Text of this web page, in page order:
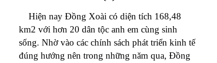
Hiện nay Đồng Xoài có diện tích 168,48
km2 với hơn 20 dân tộc anh em cùng sinh
sống. Nhờ vào các chính sách phát triển kinh tế
đúng hướng nên trong những năm qua, Đồng